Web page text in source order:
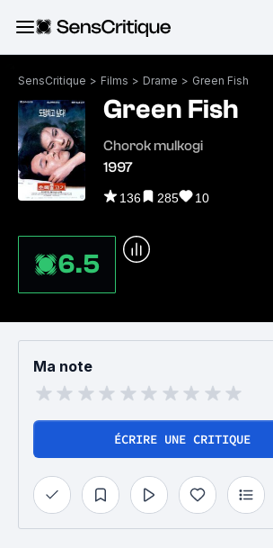
SensCritique > Films > Drame > Green Fish
Green Fish
Chorok mulkogi
1997
136 285 10
6.5
Ma note
ÉCRIRE UNE CRITIQUE